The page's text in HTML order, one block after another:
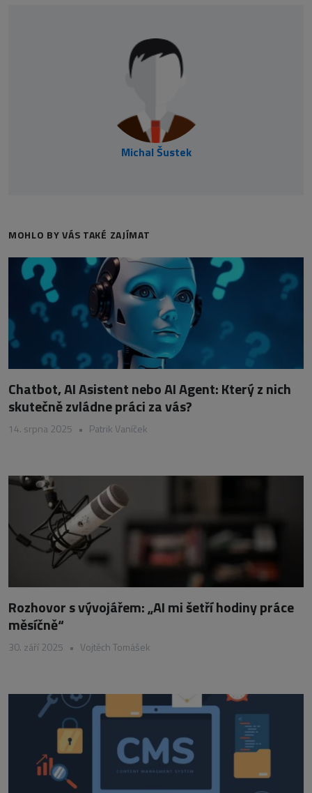
Michal Šustek
MOHLO BY VÁS TAKÉ ZAJÍMAT
Chatbot, AI Asistent nebo AI Agent: Který z nich
skutečně zvládne práci za vás?
14. srpna 2025 • Patrik Vaníček
Rozhovor s vývojářem: „AI mi šetří hodiny práce
měsíčně“
30. září 2025 • Vojtěch Tomášek